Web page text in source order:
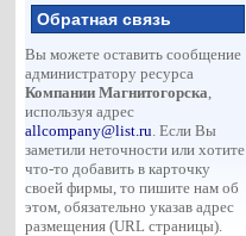
Обратная связь
Вы можете оставить сообщение
администратору ресурса
Компании Магнитогорска,
используя адрес
allcompany@list.ru. Если Вы
заметили неточности или хотите
что-то добавить в карточку
своей фирмы, то пишите нам об
этом, обязательно указав адрес
размещения (URL страницы).